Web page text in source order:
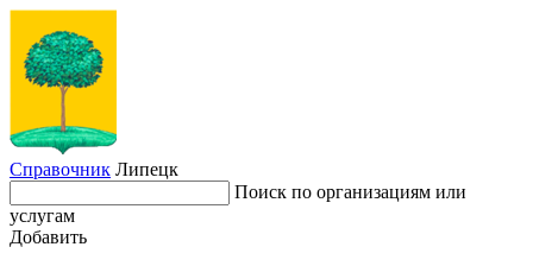
Справочник Липецк
Поиск по организациям или
услугам
Добавить